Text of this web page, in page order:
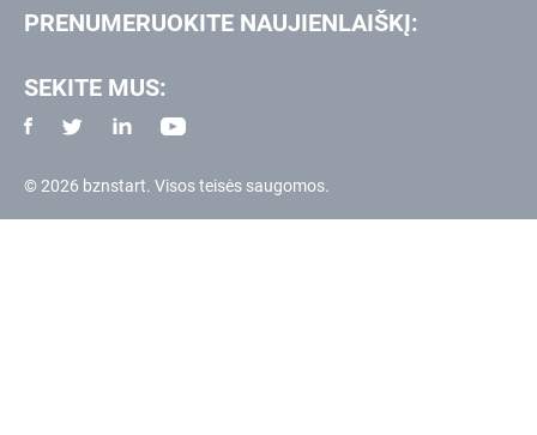
PRENUMERUOKITE NAUJIENLAIŠKĮ:
SEKITE MUS:
© 2026 bznstart. Visos teisės saugomos.